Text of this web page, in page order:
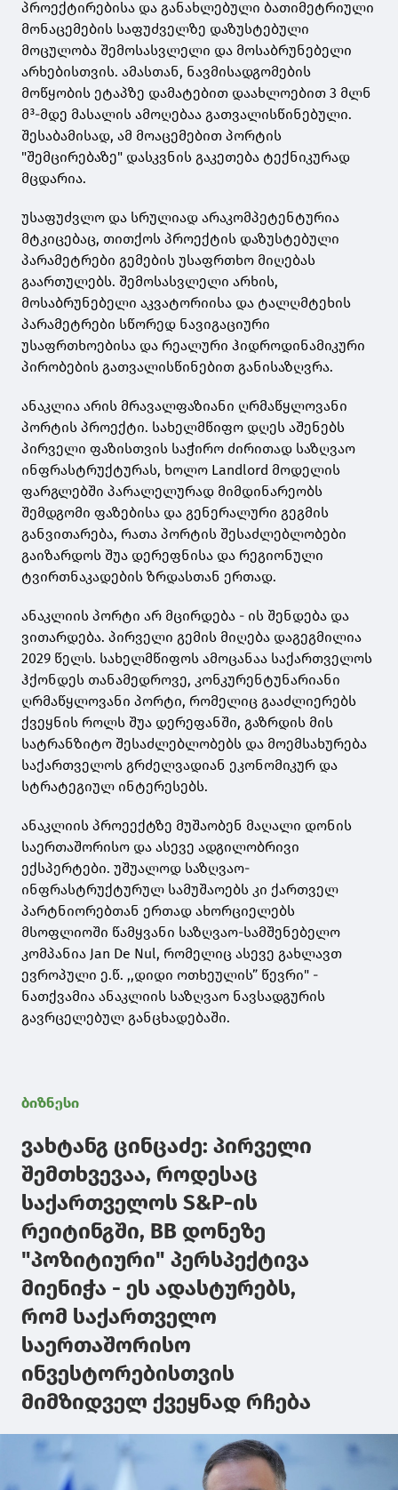
პროექტირებისა და განახლებული ბათიმეტრიული
მონაცემების საფუძველზე დაზუსტებული
მოცულობა შემოსასვლელი და მოსაბრუნებელი
არხებისთვის. ამასთან, ნავმისადგომების
მოწყობის ეტაპზე დამატებით დაახლოებით 3 მლნ
მ³-მდე მასალის ამოღებაა გათვალისწინებული.
შესაბამისად, ამ მოაცემებით პორტის
"შემცირებაზე" დასკვნის გაკეთება ტექნიკურად
მცდარია.
უსაფუძვლო და სრულიად არაკომპეტენტურია
მტკიცებაც, თითქოს პროექტის დაზუსტებული
პარამეტრები გემების უსაფრთხო მიღებას
გაართულებს. შემოსასვლელი არხის,
მოსაბრუნებელი აკვატორიისა და ტალღმტეხის
პარამეტრები სწორედ ნავიგაციური
უსაფრთხოებისა და რეალური ჰიდროდინამიკური
პირობების გათვალისწინებით განისაზღვრა.
ანაკლია არის მრავალფაზიანი ღრმაწყლოვანი
პორტის პროექტი. სახელმწიფო დღეს აშენებს
პირველი ფაზისთვის საჭირო ძირითად საზღვაო
ინფრასტრუქტურას, ხოლო Landlord მოდელის
ფარგლებში პარალელურად მიმდინარეობს
შემდგომი ფაზებისა და გენერალური გეგმის
განვითარება, რათა პორტის შესაძლებლობები
გაიზარდოს შუა დერეფნისა და რეგიონული
ტვირთნაკადების ზრდასთან ერთად.
ანაკლიის პორტი არ მცირდება - ის შენდება და
ვითარდება. პირველი გემის მიღება დაგეგმილია
2029 წელს. სახელმწიფოს ამოცანაა საქართველოს
ჰქონდეს თანამედროვე, კონკურენტუნარიანი
ღრმაწყლოვანი პორტი, რომელიც გააძლიერებს
ქვეყნის როლს შუა დერეფანში, გაზრდის მის
სატრანზიტო შესაძლებლობებს და მოემსახურება
საქართველოს გრძელვადიან ეკონომიკურ და
სტრატეგიულ ინტერესებს.
ანაკლიის პროეექტზე მუშაობენ მაღალი დონის
საერთაშორისო და ასევე ადგილობრივი
ექსპერტები. უშუალოდ საზღვაო-
ინფრასტრუქტურულ სამუშაოებს კი ქართველ
პარტნიორებთან ერთად ახორციელებს
მსოფლიოში წამყვანი საზღვაო-სამშენებელო
კომპანია Jan De Nul, რომელიც ასევე გახლავთ
ევროპული ე.წ. ,,დიდი ოთხეულის” წევრი" -
ნათქვამია ანაკლიის საზღვაო ნავსადგურის
გავრცელებულ განცხადებაში.
ბიზნესი
ვახტანგ ცინცაძე: პირველი
შემთხვევაა, როდესაც
საქართველოს S&P-ის
რეიტინგში, BB დონეზე
"პოზიტიური" პერსპექტივა
მიენიჭა - ეს ადასტურებს,
რომ საქართველო
საერთაშორისო
ინვესტორებისთვის
მიმზიდველ ქვეყნად რჩება